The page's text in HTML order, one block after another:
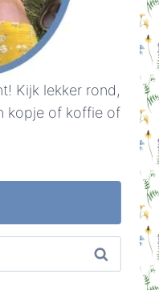
Kijk lekker rond,
kopje of koffie of